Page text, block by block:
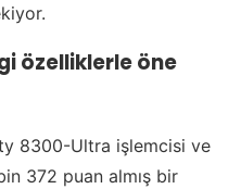
özelliklerle öne
8300-Ultra işlemcisi ve
372 puan almış bir